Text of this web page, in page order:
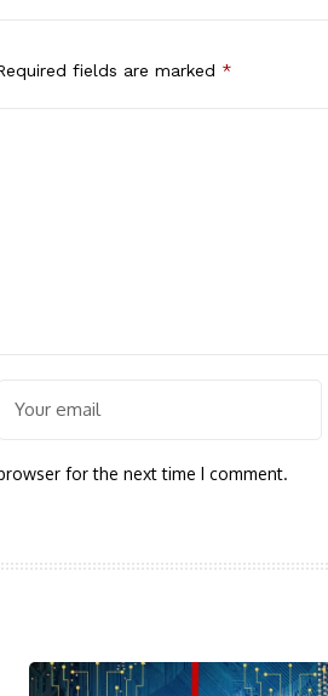
fields are marked *
for the next time I comment.